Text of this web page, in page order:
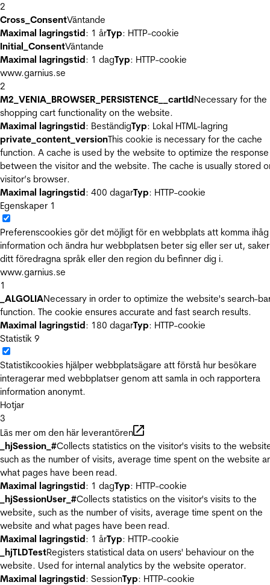
2
Cross_ConsentVäntande
Maximal lagringstid: 1 årTyp: HTTP-cookie
Initial_ConsentVäntande
Maximal lagringstid: 1 dagTyp: HTTP-cookie
www.garnius.se
2
M2_VENIA_BROWSER_PERSISTENCE__cartIdNecessary for the
shopping cart functionality on the website.
Maximal lagringstid: BeständigTyp: Lokal HTML-lagring
private_content_versionThis cookie is necessary for the cache
function. A cache is used by the website to optimize the
between the visitor and the website. The cache is usually stored
visitor’s browser.
Maximal lagringstid: 400 dagarTyp: HTTP-cookie
Egenskaper 1
Preferenscookies gör det möjligt för en webbplats att komma ihåg
information och ändra hur webbplatsen beter sig eller ser ut,
ditt föredragna språk eller den region du befinner dig i.
www.garnius.se
1
_ALGOLIANecessary in order to optimize the website's search-
function. The cookie ensures accurate and fast search results.
Maximal lagringstid: 180 dagarTyp: HTTP-cookie
Statistik 9
Statistikcookies hjälper webbplatsägare att förstå hur besökare
interagerar med webbplatser genom att samla in och rapportera
information anonymt.
Hotjar
3
Läs mer om den här leverantören
_hjSession_#Collects statistics on the visitor's visits to the
such as the number of visits, average time spent on the website
what pages have been read.
Maximal lagringstid: 1 dagTyp: HTTP-cookie
_hjSessionUser_#Collects statistics on the visitor's visits to the
website, such as the number of visits, average time spent on the
website and what pages have been read.
Maximal lagringstid: 1 årTyp: HTTP-cookie
_hjTLDTestRegisters statistical data on users' behaviour on the
website. Used for internal analytics by the website operator.
Maximal lagringstid: SessionTyp: HTTP-cookie